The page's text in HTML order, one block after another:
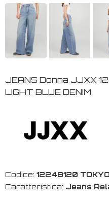
JEANS Donna JJXX
LIGHT BLUE DENIM
Codice: 12248120
Caratteristica: Jeans